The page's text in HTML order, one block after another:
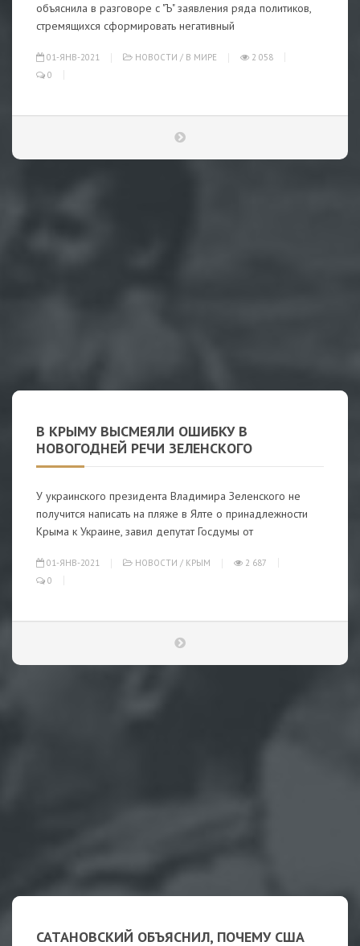
объяснила в разговоре с "Ъ" заявления ряда политиков,
стремящихся сформировать негативный
01-ЯНВ-2021 НОВОСТИ / В МИРЕ
2 058
0
В КРЫМУ ВЫСМЕЯЛИ ОШИБКУ В
НОВОГОДНЕЙ РЕЧИ ЗЕЛЕНСКОГО
У украинского президента Владимира Зеленского не
получится написать на пляже в Ялте о принадлежности
Крыма к Украине, завил депутат Госдумы от
01-ЯНВ-2021 НОВОСТИ / КРЫМ
2 687
0
САТАНОВСКИЙ ОБЪЯСНИЛ, ПОЧЕМУ США